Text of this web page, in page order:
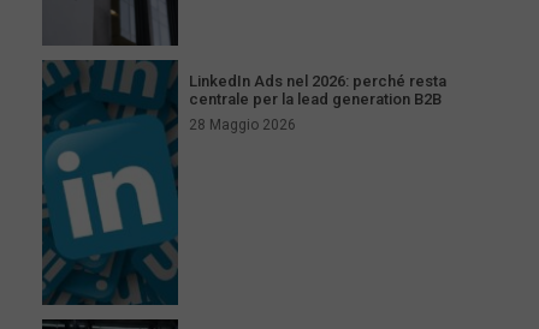
LinkedIn Ads nel 2026: perché resta
centrale per la lead generation B2B
28 Maggio 2026